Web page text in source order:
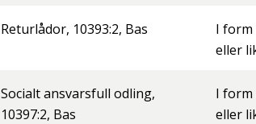
Returlådor, 10393:2, Bas
I form
eller
Socialt ansvarsfull odling,
10397:2, Bas
I form
eller